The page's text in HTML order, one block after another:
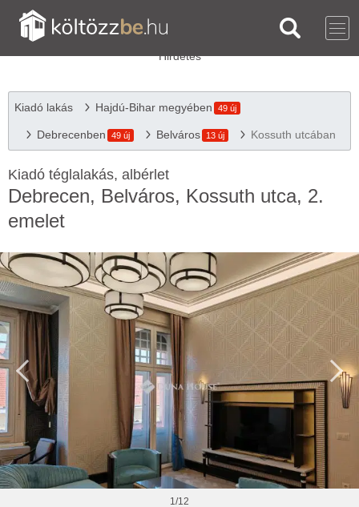
Kiadó lakás Hajdú-Bihar megyében 49 új
Debrecenben 49 új Belváros 13 új Kossuth utcában
Kiadó téglalakás, albérlet
Debrecen, Belváros, Kossuth utca, 2.
emelet
1/12